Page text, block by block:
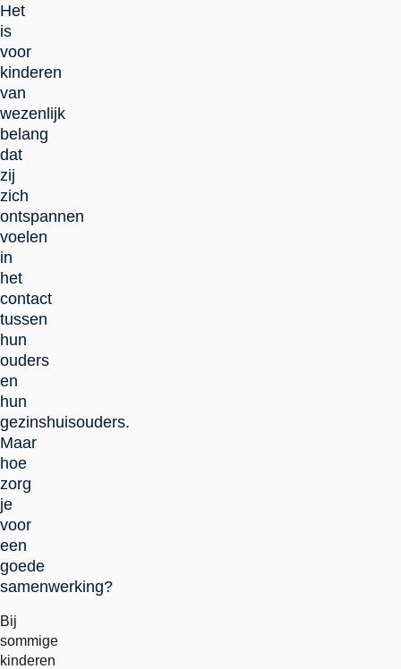
Het
is
voor
kinderen
van
wezenlijk
belang
dat
zij
zich
ontspannen
voelen
in
het
contact
tussen
hun
ouders
en
hun
gezinshuisouders.
Maar
hoe
zorg
je
voor
een
goede
samenwerking?
Bij
sommige
kinderen